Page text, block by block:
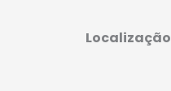
Localização